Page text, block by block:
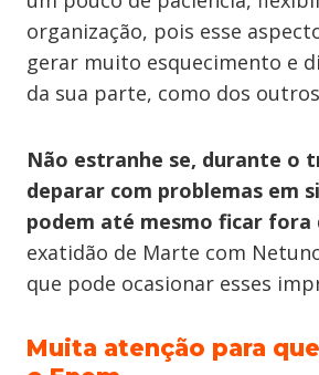
organização, pois esse
gerar muito esquecimento e
da sua parte, como dos
Não estranhe se, durante o
deparar com problemas em
podem até mesmo ficar fora
exatidão de Marte com
que pode ocasionar esses
Muita atenção para